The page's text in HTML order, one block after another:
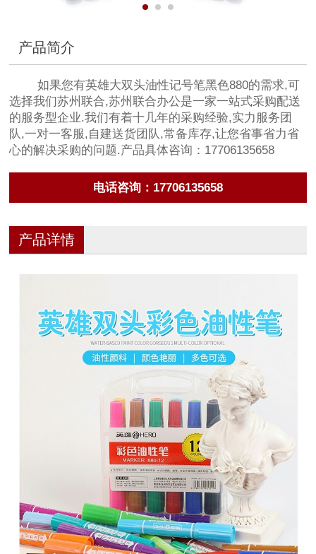
产品简介
如果您有英雄大双头油性记号笔黑色880的需求,可
选择我们苏州联合,苏州联合办公是一家一站式采购配送
的服务型企业.我们有着十几年的采购经验,实力服务团
队,一对一客服,自建送货团队,常备库存,让您省事省力省
心的解决采购的问题.产品具体咨询：17706135658
电话咨询：17706135658
产品详情